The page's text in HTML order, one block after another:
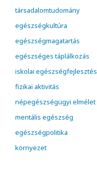
társadalomtudomány
egészségkultúra
egészségmagatartás
egészséges táplálkozás
iskolai egészségfejlesztés
fizikai aktivitás
népegészségügyi elmélet
mentális egészség
egészségpolitika
környezet